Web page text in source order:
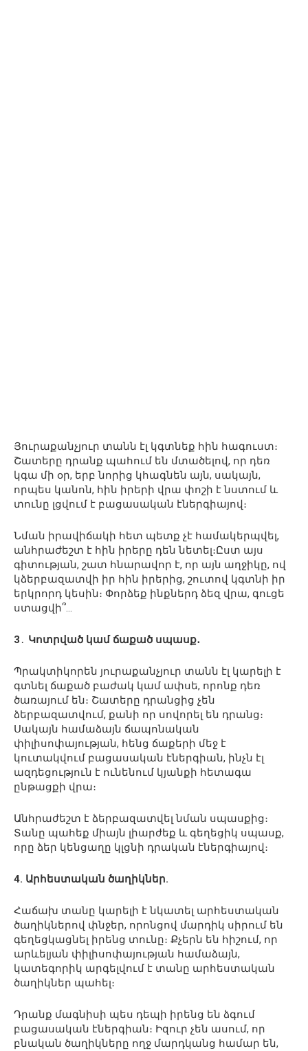
Յուրաքանչյուր տանն էլ կգտնեք հին հագուստ։
Շատերը դրանք պահում են մտածելով, որ դեռ
կգա մի օր, երբ նորից կհագնեն այն, սակայն,
որպես կանոն, հին իրերի վրա փոշի է նստում և
տունը լցվում է բացասական էներգիայով։
Նման իրավիճակի հետ պետք չէ համակերպվել,
անհրաժեշտ է հին իրերը դեն նետել։Ըստ այս
գիտության, շատ հնարավոր է, որ այն աղջիկը, ով
կձերբազատվի իր հին իրերից, շուտով կգտնի իր
երկրորդ կեսին։ Փորձեք ինքներդ ձեզ վրա, գուցե
ստացվի՞…
3 ․ Կոտրված կամ ճաքած սպասք․
Պրակտիկորեն յուրաքանչյուր տանն էլ կարելի է
գտնել ճաքած բաժակ կամ ափսե, որոնք դեռ
ծառայում են։ Շատերը դրանցից չեն
ձերբազատվում, քանի որ սովորել են դրանց։
Սակայն համաձայն ճապոնական
փիլիսոփայության, հենց ճաքերի մեջ է
կուտակվում բացասական էներգիան, ինչն էլ
ազդեցություն է ունենում կյանքի հետագա
ընթացքի վրա։
Անհրաժեշտ է ձերբազատվել նման սպասքից։
Տանը պահեք միայն լիարժեք և գեղեցիկ սպասք,
որը ձեր կենցաղը կլցնի դրական էներգիայով։
4. Արհեստական ծաղիկներ.
Հաճախ տանը կարելի է նկատել արհեստական
ծաղիկներով փնջեր, որոնցով մարդիկ սիրում են
գեղեցկացնել իրենց տունը։ Քչերն են հիշում, որ
արևելյան փիլիսոփայության համաձայն,
կատեգորիկ արգելվում է տանը արհեստական
ծաղիկներ պահել։
Դրանք մագնիսի պես դեպի իրենց են ձգում
բացասական էներգիան։ Իզուր չեն ասում, որ
բնական ծաղիկները ողջ մարդկանց համար են,